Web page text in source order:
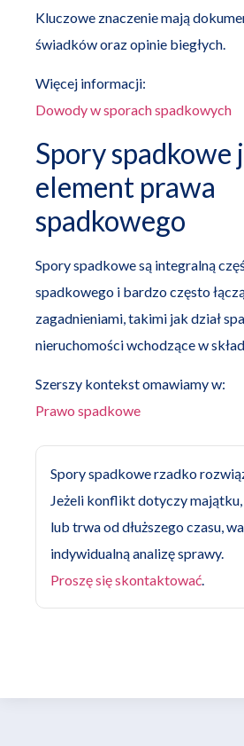
Kluczowe znaczenie mają
świadków oraz opinie biegłych.
Więcej informacji:
Dowody w sporach spadkowych
Spory spadkowe
element prawa
spadkowego
Spory spadkowe są integralną
spadkowego i bardzo często
zagadnieniami, takimi jak dział
nieruchomości wchodzące w
Szerszy kontekst omawiamy w:
Prawo spadkowe
Spory spadkowe rzadko
Jeżeli konflikt dotyczy
lub trwa od dłuższego czasu,
indywidualną analizę sprawy.
Proszę się skontaktować.